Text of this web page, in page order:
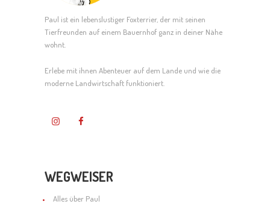
Paul ist ein lebenslustiger Foxterrier, der mit seinen
Tierfreunden auf einem Bauernhof ganz in deiner Nähe
wohnt.
Erlebe mit ihnen Abenteuer auf dem Lande und wie die
moderne Landwirtschaft funktioniert.
WEGWEISER
Alles über Paul